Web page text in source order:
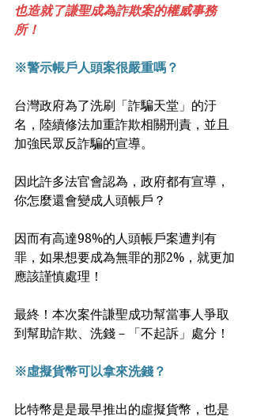
也造就了謙聖成為詐欺案的權威事務
所！
※警示帳戶人頭案很嚴重嗎？
台灣政府為了洗刷「詐騙天堂」的汙
名，陸續修法加重詐欺相關刑責，並且
加強民眾反詐騙的宣導。
因此許多法官會認為，政府都有宣導，
你怎麼還會變成人頭帳戶？
因而有高達98%的人頭帳戶案遭判有
罪，如果想要成為無罪的那2%，就更加
應該謹慎處理！
最終！本次案件謙聖成功幫當事人爭取
到幫助詐欺、洗錢－「不起訴」處分！
※虛擬貨幣可以拿來洗錢？
比特幣是是最早推出的虛擬貨幣，也是